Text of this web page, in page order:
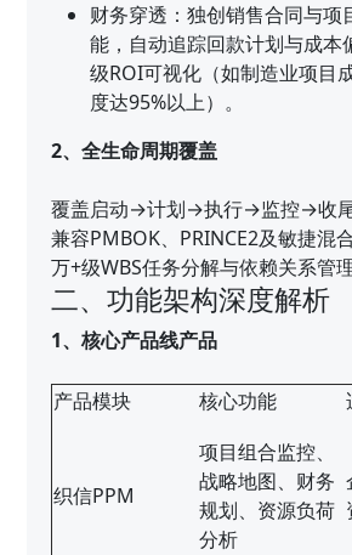
财务穿透：独创销售合同与项
能，自动追踪回款计划与成本
级ROI可视化（如制造业项目
度达95%以上）。
2、全生命周期覆盖
覆盖启动→计划→执行→监控→收尾
兼容PMBOK、PRINCE2及敏捷混
万+级WBS任务分解与依赖关系管理
二、功能架构深度解析
1、核心产品线产品
产品模块 核心功能
织信PPM
项目组合监控、
战略地图、财务
规划、资源负荷
分析